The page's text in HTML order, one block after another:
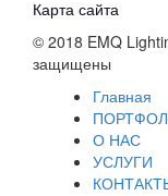
Карта сайта
© 2018 EMQ
защищены
Главная
О НАС
УСЛУГИ